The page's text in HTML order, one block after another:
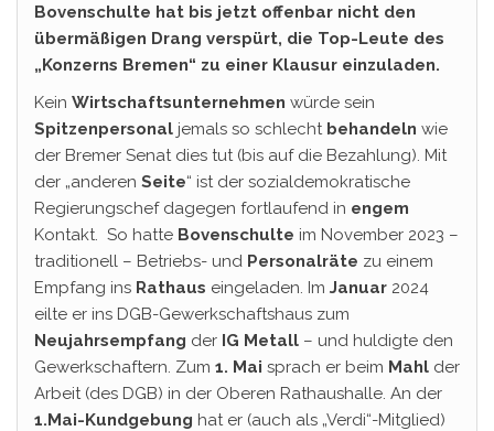
Bovenschulte hat bis jetzt offenbar nicht den
übermäßigen Drang verspürt, die Top-Leute des
„Konzerns Bremen“ zu einer Klausur einzuladen.
Kein Wirtschaftsunternehmen würde sein
Spitzenpersonal jemals so schlecht behandeln wie
der Bremer Senat dies tut (bis auf die Bezahlung). Mit
der „anderen Seite“ ist der sozialdemokratische
Regierungschef dagegen fortlaufend in engem
Kontakt. So hatte Bovenschulte im November 2023 –
traditionell – Betriebs- und Personalräte zu einem
Empfang ins Rathaus eingeladen. Im Januar 2024
eilte er ins DGB-Gewerkschaftshaus zum
Neujahrsempfang der IG Metall – und huldigte den
Gewerkschaftern. Zum 1. Mai sprach er beim Mahl der
Arbeit (des DGB) in der Oberen Rathaushalle. An der
1.Mai-Kundgebung hat er (auch als „Verdi“-Mitglied)